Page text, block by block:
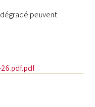
dégradé peuvent